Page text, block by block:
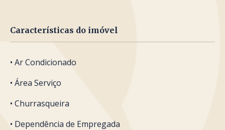
Características do imóvel
• Ar Condicionado
• Área Serviço
• Churrasqueira
• Dependência de Empregada